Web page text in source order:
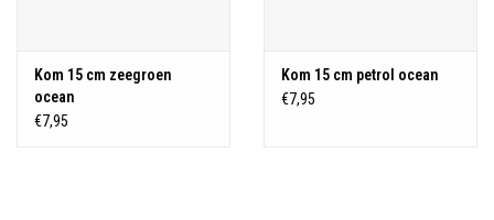
Kom 15 cm zeegroen
ocean
€7,95
Kom 15 cm petrol ocean
€7,95